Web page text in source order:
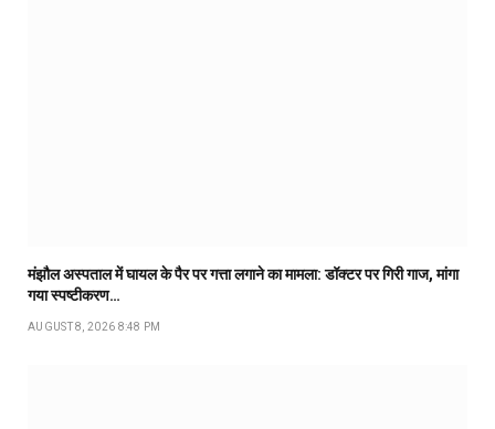
मंझौल अस्पताल में घायल के पैर पर गत्ता लगाने का मामला: डॉक्टर पर गिरी गाज, मांगा
गया स्पष्टीकरण…
AUGUST 8, 2026 8:48 PM